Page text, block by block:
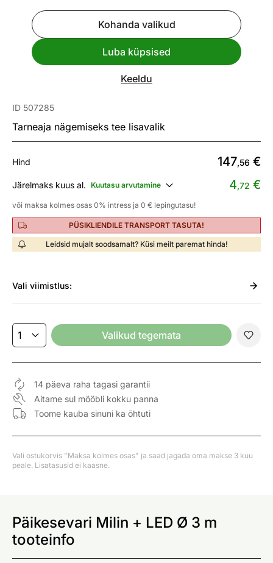
Kohanda valikud
Luba küpsised
Keeldu
1 / 16
Vaata sarnaseid
ID 507285
Tarneaja nägemiseks tee lisavalik
Hind 147,56 €
Järelmaks kuus al. Kuutasu arvutamine 4,72 €
või maksa kolmes osas 0% intress ja 0 € lepingutasu!
PÜSIKLIENDILE TRANSPORT TASUTA!
Leidsid mujalt soodsamalt? Küsi meilt paremat hinda!
Vali viimistlus:
Valikud tegemata
14 päeva raha tagasi garantii
Aitame sul mööbli kokku panna
Toome kauba sinuni ka õhtuti
Vali ostukorvis "Maksa kolmes osas" ja saad jagada oma makse 3 kuu
peale. Lisatasusid ei kaasne.
Päikesevari Milin + LED Ø 3 m
tooteinfo